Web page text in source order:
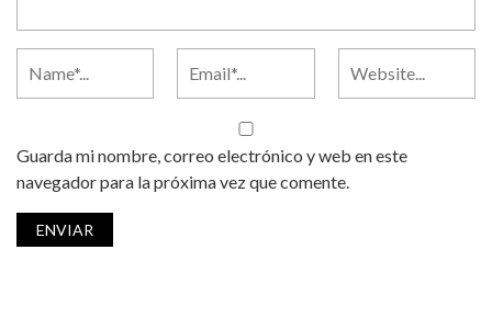
Guarda mi nombre, correo electrónico y web en este
navegador para la próxima vez que comente.